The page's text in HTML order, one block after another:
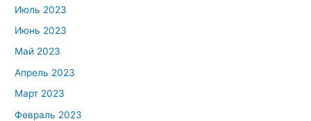
Июль 2023
Июнь 2023
Май 2023
Апрель 2023
Март 2023
Февраль 2023